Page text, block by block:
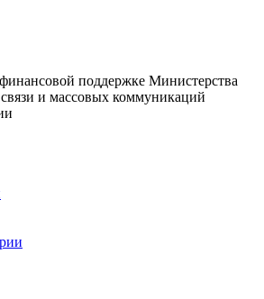
поддержке Министерства
и массовых коммуникаций